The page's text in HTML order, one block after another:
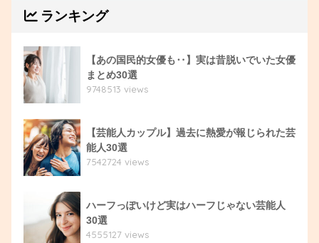
ランキング
【あの国民的女優も‥】実は昔脱いでいた女優
まとめ30選
9748513 views
【芸能人カップル】過去に熱愛が報じられた芸
能人30選
7542724 views
ハーフっぽいけど実はハーフじゃない芸能人
30選
4555127 views